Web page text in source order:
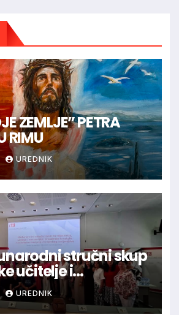
ZEMLJE” PETRA
RIMU
UREDNIK
stručni skup
učitelje i
iz inozemstva
UREDNIK